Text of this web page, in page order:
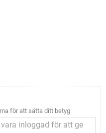
för att sätta ditt betyg